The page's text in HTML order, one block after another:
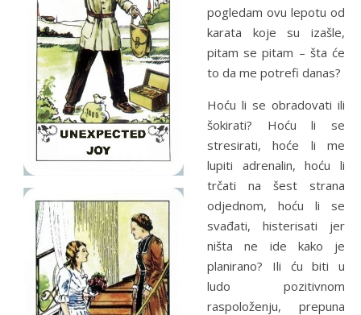
pogledam ovu lepotu od
karata koje su izašle,
pitam se pitam – šta će
to da me potrefi danas?
Hoću li se obradovati ili
šokirati? Hoću li se
stresirati, hoće li me
lupiti adrenalin, hoću li
trčati na šest strana
odjednom, hoću li se
svađati, histerisati jer
ništa ne ide kako je
planirano? Ili ću biti u
ludo pozitivnom
raspoloženju, prepuna